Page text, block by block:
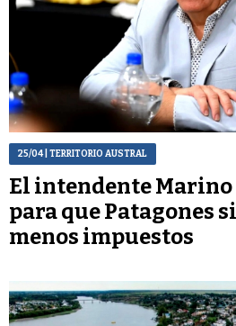
25/04| TERRITORIO AUSTRAL
El intendente
para que Patagones
menos impuestos